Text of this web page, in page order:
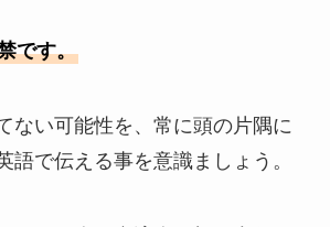
です。
ない可能性を、常に頭の片隅に
語で伝える事を意識ましょう。